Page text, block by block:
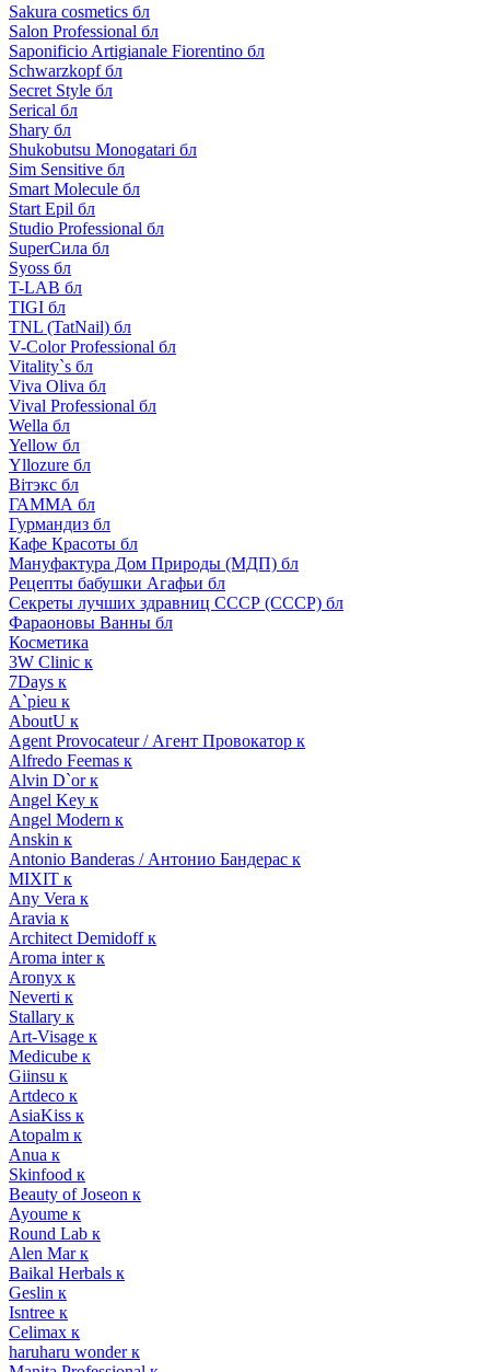
Sakura cosmetics бл
Salon Professional бл
Saponificio Artigianale Fiorentino бл
Schwarzkopf бл
Secret Style бл
Serical бл
Shary бл
Shukobutsu Monogatari бл
Sim Sensitive бл
Smart Molecule бл
Start Epil бл
Studio Professional бл
SuperСила бл
Syoss бл
T-LAB бл
TIGI бл
TNL (TatNail) бл
V-Color Professional бл
Vitality`s бл
Viva Oliva бл
Vival Professional бл
Wella бл
Yellow бл
Yllozure бл
Вiтэкс бл
ГАММА бл
Гурмандиз бл
Кафе Красоты бл
Мануфактура Дом Природы (МДП) бл
Рецепты бабушки Агафьи бл
Секреты лучших здравниц СССР (СССР) бл
Фараоновы Ванны бл
Косметика
3W Clinic к
7Days к
A`pieu к
AboutU к
Agent Provocateur / Агент Провокатор к
Alfredo Feemas к
Alvin D`or к
Angel Key к
Angel Modern к
Anskin к
Antonio Banderas / Антонио Бандерас к
MIXIT к
Any Vera к
Aravia к
Architect Demidoff к
Aroma inter к
Aronyx к
Neverti к
Stallary к
Art-Visage к
Medicube к
Giinsu к
Artdeco к
AsiaKiss к
Atopalm к
Anua к
Skinfood к
Beauty of Joseon к
Ayoume к
Round Lab к
Alen Mar к
Baikal Herbals к
Geslin к
Isntree к
Celimax к
haruharu wonder к